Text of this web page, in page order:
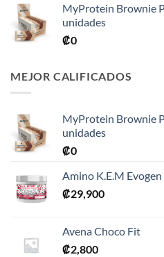
MyProtein Brownie
unidades
₡0
MEJOR CALIFICADOS
MyProtein Brownie
unidades
₡0
Amino K.E.M Evogen
₡29,900
Avena Choco Fit
₡2,800